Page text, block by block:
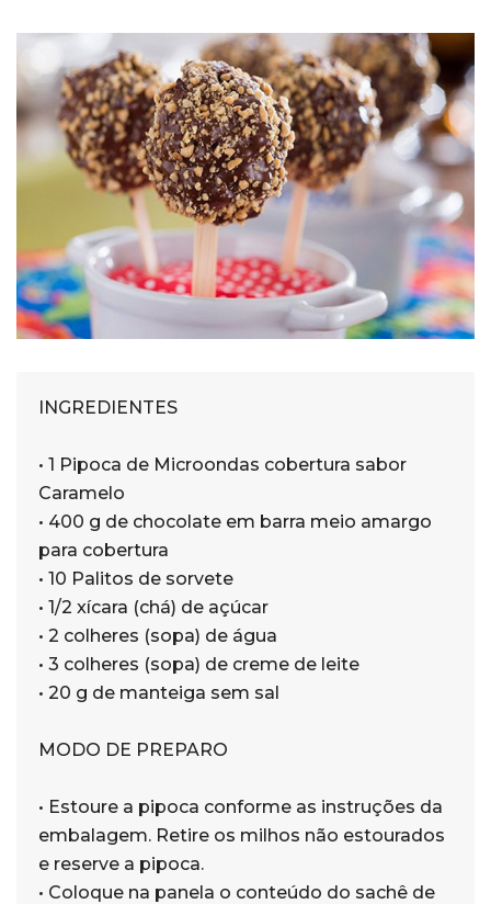
INGREDIENTES
• 1 Pipoca de Microondas cobertura sabor
Caramelo
• 400 g de chocolate em barra meio amargo
para cobertura
• 10 Palitos de sorvete
• 1/2 xícara (chá) de açúcar
• 2 colheres (sopa) de água
• 3 colheres (sopa) de creme de leite
• 20 g de manteiga sem sal
MODO DE PREPARO
• Estoure a pipoca conforme as instruções da
embalagem. Retire os milhos não estourados
e reserve a pipoca.
• Coloque na panela o conteúdo do sachê de